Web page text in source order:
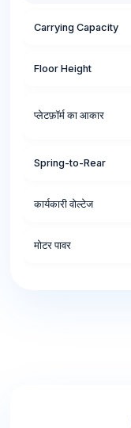
Carrying Capacity
Floor Height
प्लेटफ़ॉर्म का आकार
Spring-to-Rear
कार्यकारी वोल्टेज
मोटर पावर